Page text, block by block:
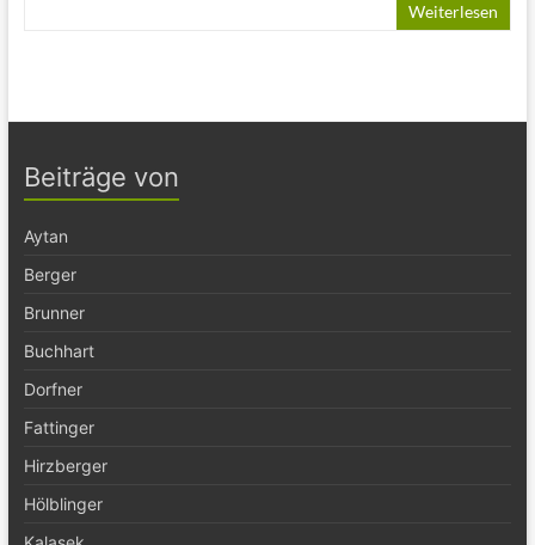
Weiterlesen
Beiträge von
Aytan
Berger
Brunner
Buchhart
Dorfner
Fattinger
Hirzberger
Hölblinger